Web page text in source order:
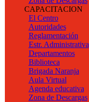
CAPACITACION
El Centro
Autoridades
Reglamentación
Estr. Administrativa
Departamentos
Biblioteca
Brigada Naranja
Aula Virtual
Agenda educativa
Zona de Descargas